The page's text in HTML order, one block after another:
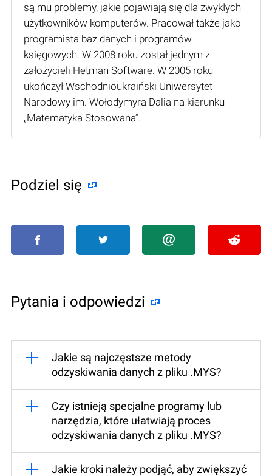
są mu problemy, jakie pojawiają się dla zwykłych
użytkowników komputerów. Pracował także jako
programista baz danych i programów
księgowych. W 2008 roku został jednym z
założycieli Hetman Software. W 2005 roku
ukończył Wschodnioukraiński Uniwersytet
Narodowy im. Wołodymyra Dalia na kierunku
„Matematyka Stosowana”.
Podziel się
Pytania i odpowiedzi
Jakie są najczęstsze metody
odzyskiwania danych z pliku .MYS?
Czy istnieją specjalne programy lub
narzędzia, które ułatwiają proces
odzyskiwania danych z pliku .MYS?
Jakie kroki należy podjąć, aby zwiększyć